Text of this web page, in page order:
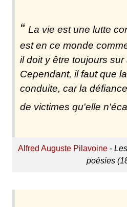
La vie est une lutte
est en ce monde
il doit y être toujours sur
Cependant, il faut que
conduite, car la
de victimes qu'elle
Alfred Auguste Pilavoine -
poésies